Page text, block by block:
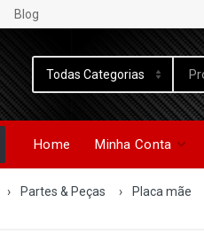
Blog
Home Minha Conta
› Partes & Peças › Placa mãe